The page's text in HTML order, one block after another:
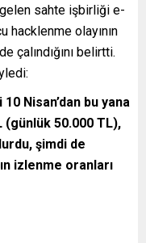
gelen sahte işbirliği e-
hacklenme olayının
çalındığını belirtti.
Nisan’dan bu yana
(günlük 50.000 TL),
şimdi de
izlenme oranları